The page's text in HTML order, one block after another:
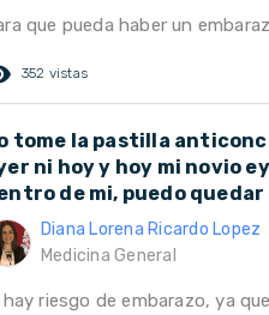
que pueda haber un
352 vistas
tome la pastilla
ni hoy y hoy mi novio
de mi, puedo quedar
Diana Lorena Ricardo Lopez
Medicina General
hay riesgo de embarazo, ya